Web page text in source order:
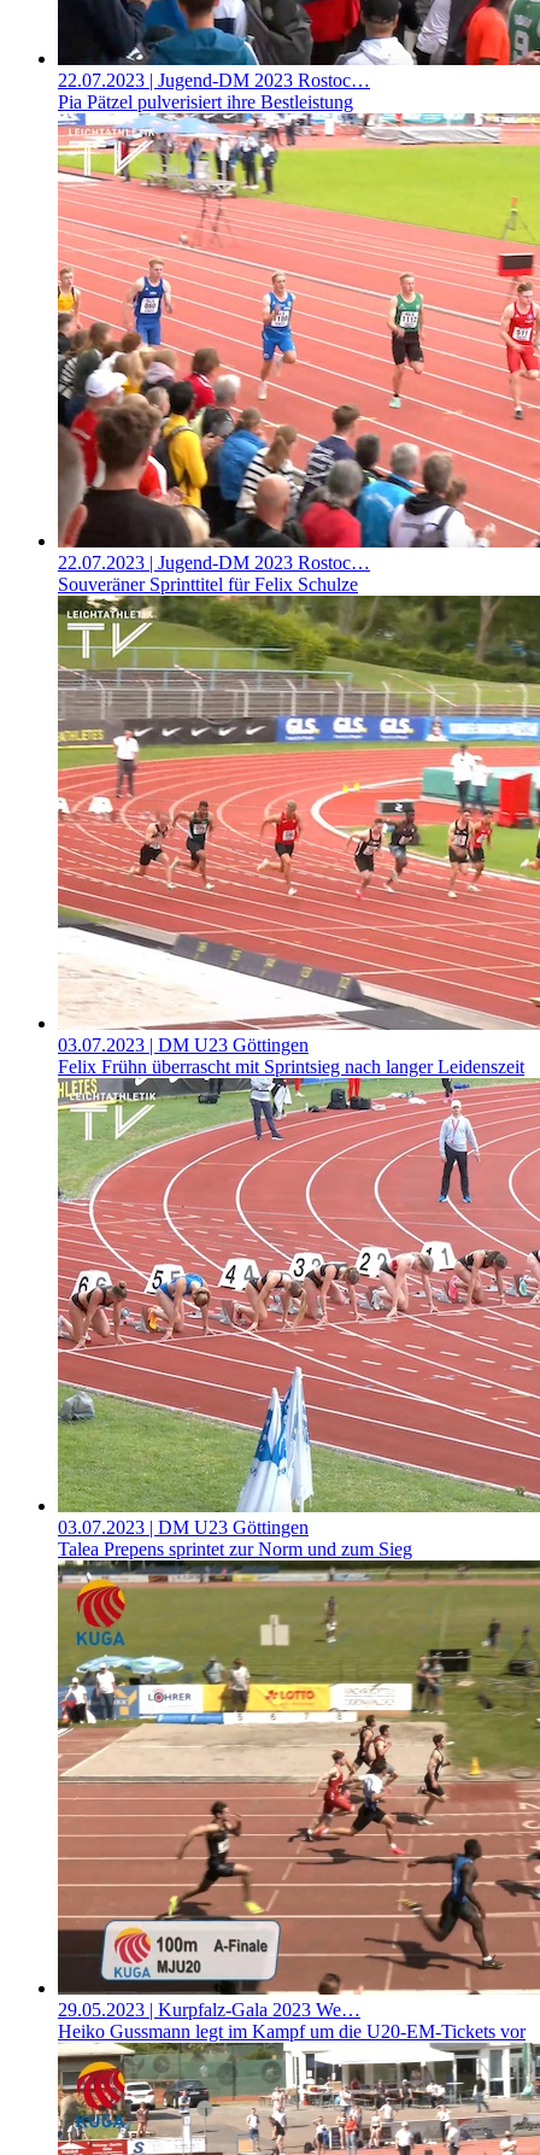
22.07.2023 | Jugend-DM 2023 Rostoc…
Pia Pätzel pulverisiert ihre Bestleistung
22.07.2023 | Jugend-DM 2023 Rostoc…
Souveräner Sprinttitel für Felix Schulze
03.07.2023 | DM U23 Göttingen
Felix Frühn überrascht mit Sprintsieg nach langer Leidenszeit
03.07.2023 | DM U23 Göttingen
Talea Prepens sprintet zur Norm und zum Sieg
29.05.2023 | Kurpfalz-Gala 2023 We…
Heiko Gussmann legt im Kampf um die U20-EM-Tickets vor